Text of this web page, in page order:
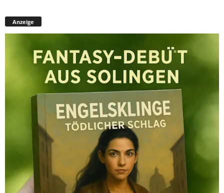
Anzeige